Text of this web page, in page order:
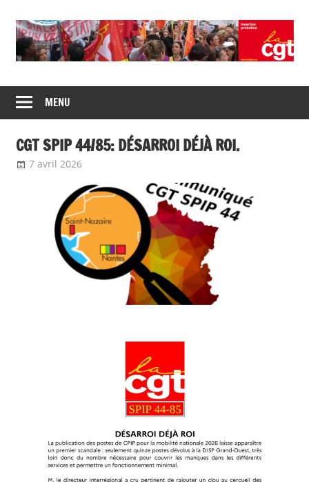
CGT
insertion
probation
de
syndicats
CGT
insertion
probation
MENU
CGT SPIP 44/85: DÉSARROI DÉJÀ ROI.
7 avril 2026